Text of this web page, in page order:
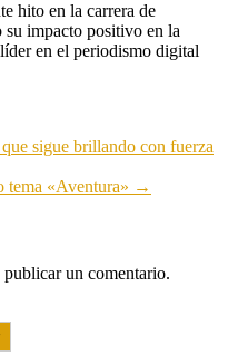
hito en la carrera de
su impacto positivo en la
en el periodismo digital
sigue brillando con fuerza
tema «Aventura» →
publicar un comentario.